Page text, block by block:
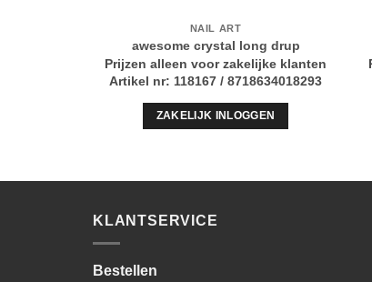
NAIL ART
awesome crystal long drup
Prijzen alleen voor zakelijke klanten
Artikel nr: 118167 / 8718634018293
ZAKELIJK INLOGGEN
KLANTSERVICE
Bestellen